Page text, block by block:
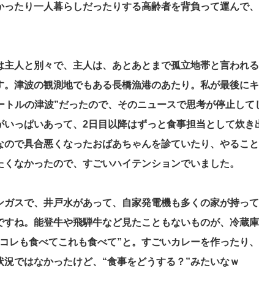
ったり一人暮らしだったりする高齢者を背負って運んで
主人と別々で、主人は、あとあとまで孤立地帯と言われ
。津波の観測地でもある長橋漁港のあたり。私が最後に
トルの津波”だったので、そのニュースで思考が停止して
いっぱいあって、2日目以降はずっと食事担当として炊き
で具合悪くなったおばあちゃんを診ていたり、やること
なかったので、すごいハイテンションでいました。
ガスで、井戸水があって、自家発電機も多くの家が持っ
すね。能登牛や飛騨牛など見たこともないものが、冷蔵
レも食べてこれも食べて”と。すごいカレーを作ったり
ではなかったけど、“食事をどうする？”みたいなｗ